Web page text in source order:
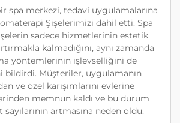
spa merkezi, tedavi uygulamalarına
Şişelerimizi dahil etti. Spa
sadece hizmetlerinin estetik
kalmadığını, aynı zamanda
yöntemlerinin işlevselliğini de
Müşteriler, uygulamanın
ve özel karışımlarını evlerine
memnun kaldı ve bu durum
artmasına neden oldu.